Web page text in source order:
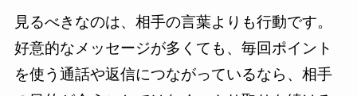
見るべきなのは、相手の言葉よりも行動です。
好意的なメッセージが多くても、毎回ポイント
を使う通話や返信につながっているなら、相手